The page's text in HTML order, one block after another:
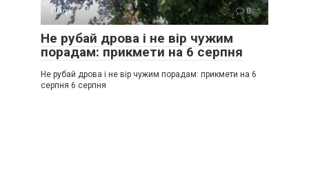
Події 0
Не рубай дрова і не вір чужим
порадам: прикмети на 6 серпня
Не рубай дрова і не вір чужим порадам: прикмети на 6
серпня 6 серпня